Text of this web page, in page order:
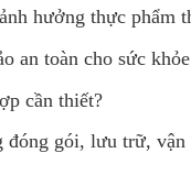
hưởng thực phẩm
an toàn cho sức
cần thiết?
đóng gói, lưu trữ,